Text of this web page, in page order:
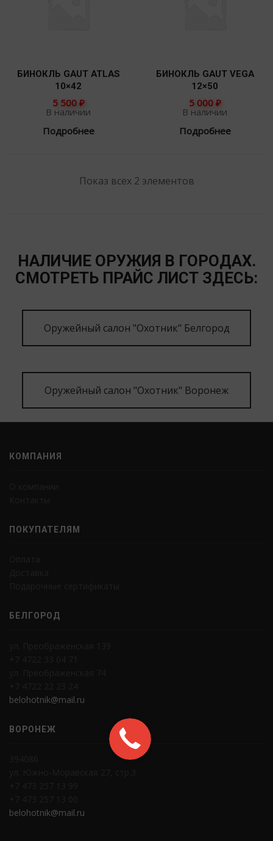
БИНОКЛЬ GAUT ATLAS
10×42
5 500 ₽
В наличии
Подробнее
БИНОКЛЬ GAUT VEGA
12×50
5 000 ₽
В наличии
Подробнее
Показ всех 2 элементов
НАЛИЧИЕ ОРУЖИЯ В ГОРОДАХ.
СМОТРЕТЬ ПРАЙС ЛИСТ ЗДЕСЬ:
Оружейный салон "Охотник" Белгород
Оружейный салон "Охотник" Воронеж
КОМПАНИЯ
ПОКУПАТЕЛЯМ
БЕЛГОРОД
belohotnik@mail.ru
ВОРОНЕЖ
belohotnik@mail.ru